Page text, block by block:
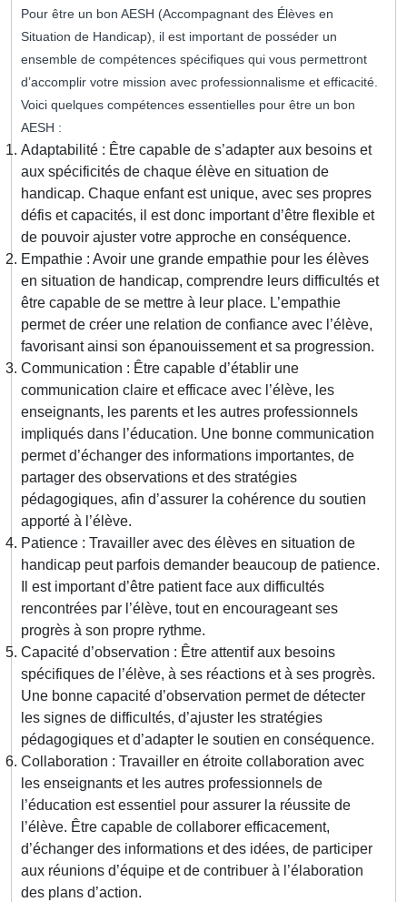
Pour être un bon AESH (Accompagnant des Élèves en
Situation de Handicap), il est important de posséder un
ensemble de compétences spécifiques qui vous permettront
d’accomplir votre mission avec professionnalisme et efficacité.
Voici quelques compétences essentielles pour être un bon
AESH :
Adaptabilité : Être capable de s’adapter aux besoins et
aux spécificités de chaque élève en situation de
handicap. Chaque enfant est unique, avec ses propres
défis et capacités, il est donc important d’être flexible et
de pouvoir ajuster votre approche en conséquence.
Empathie : Avoir une grande empathie pour les élèves
en situation de handicap, comprendre leurs difficultés et
être capable de se mettre à leur place. L’empathie
permet de créer une relation de confiance avec l’élève,
favorisant ainsi son épanouissement et sa progression.
Communication : Être capable d’établir une
communication claire et efficace avec l’élève, les
enseignants, les parents et les autres professionnels
impliqués dans l’éducation. Une bonne communication
permet d’échanger des informations importantes, de
partager des observations et des stratégies
pédagogiques, afin d’assurer la cohérence du soutien
apporté à l’élève.
Patience : Travailler avec des élèves en situation de
handicap peut parfois demander beaucoup de patience.
Il est important d’être patient face aux difficultés
rencontrées par l’élève, tout en encourageant ses
progrès à son propre rythme.
Capacité d’observation : Être attentif aux besoins
spécifiques de l’élève, à ses réactions et à ses progrès.
Une bonne capacité d’observation permet de détecter
les signes de difficultés, d’ajuster les stratégies
pédagogiques et d’adapter le soutien en conséquence.
Collaboration : Travailler en étroite collaboration avec
les enseignants et les autres professionnels de
l’éducation est essentiel pour assurer la réussite de
l’élève. Être capable de collaborer efficacement,
d’échanger des informations et des idées, de participer
aux réunions d’équipe et de contribuer à l’élaboration
des plans d’action.